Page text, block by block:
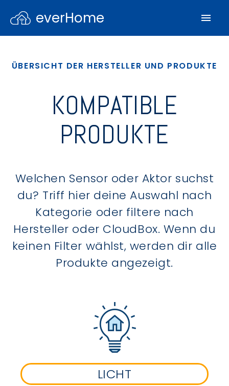
everHome
ÜBERSICHT DER HERSTELLER UND PRODUKTE
KOMPATIBLE
PRODUKTE
Welchen Sensor oder Aktor suchst
du? Triff hier deine Auswahl nach
Kategorie oder filtere nach
Hersteller oder CloudBox. Wenn du
keinen Filter wählst, werden dir alle
Produkte angezeigt.
LICHT